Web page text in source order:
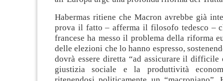
Habermas ritiene che Macron avrebbe già
prova il fatto – afferma il filosofo tedesco –
francese ha messo il problema della riforma
delle elezioni che lo hanno espresso,
dovrà essere diretta “ad assicurare il
giustizia sociale e la produttività